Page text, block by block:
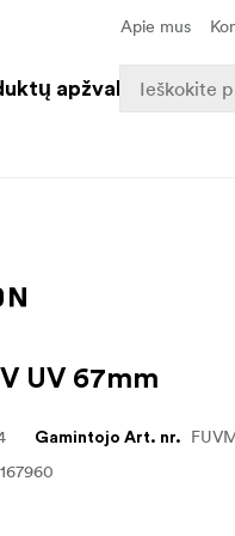
Apie mus
apžvalga
UV 67mm
Gamintojo Art. nr.